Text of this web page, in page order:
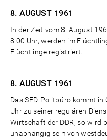
8. AUGUST 1961
In der Zeit vom 8. August
8.00 Uhr, werden im
Flüchtlinge registriert.
8. AUGUST 1961
Das SED-Politbüro kommt in
Uhr zu seiner regulären
Wirtschaft der DDR, so wird
unabhängig sein von